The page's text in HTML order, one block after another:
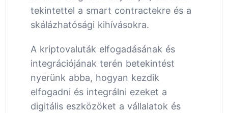
tekintettel a smart contractekre és a
skálázhatósági kihívásokra.
A kriptovaluták elfogadásának és
integrációjának terén betekintést
nyerünk abba, hogyan kezdik
elfogadni és integrálni ezeket a
digitális eszközöket a vállalatok és